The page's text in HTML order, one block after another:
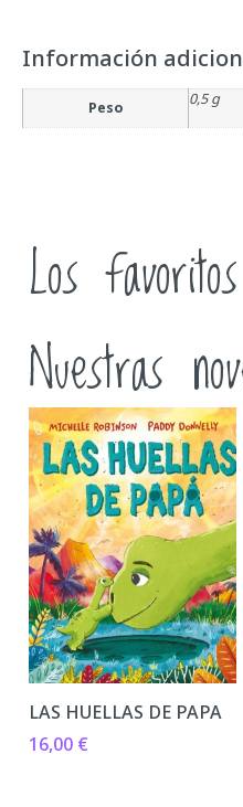
Información
Peso 0,5 g
Los
Nuestras
LAS HUELLAS DE PAPA
16,00 €